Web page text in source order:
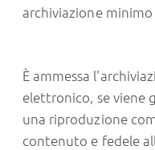
archiviazione minimo
È ammessa
elettronico, se viene
una riproduzione
contenuto e fedele